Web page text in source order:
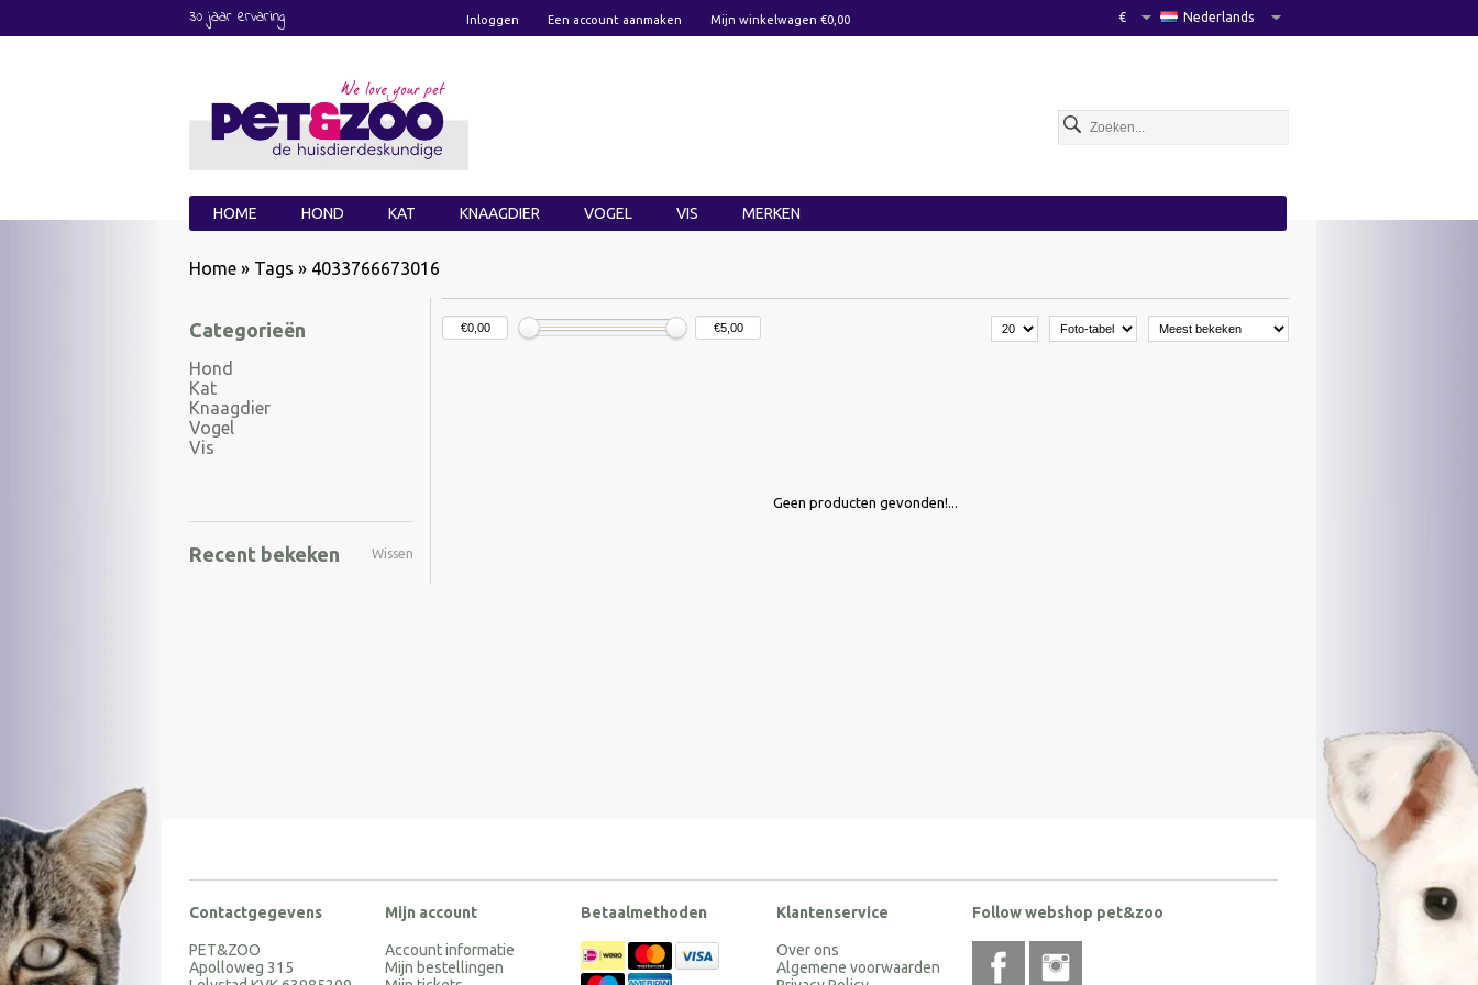
30 jaar ervaring Inloggen Een account aanmaken Mijn winkelwagen €0,00 Nederlands
€
HOME HOND KAT KNAAGDIER VOGEL VIS MERKEN
Home » Tags » 4033766673016
Categorieën
Hond
Kat
Knaagdier
Vogel
Vis
Recent bekeken Wissen
Geen producten gevonden!...
Contactgegevens
PET&ZOO
Apolloweg 315
Mijn account
Account informatie
Mijn bestellingen
Betaalmethoden Klantenservice
Over ons
Algemene voorwaarden
Follow webshop pet&zoo